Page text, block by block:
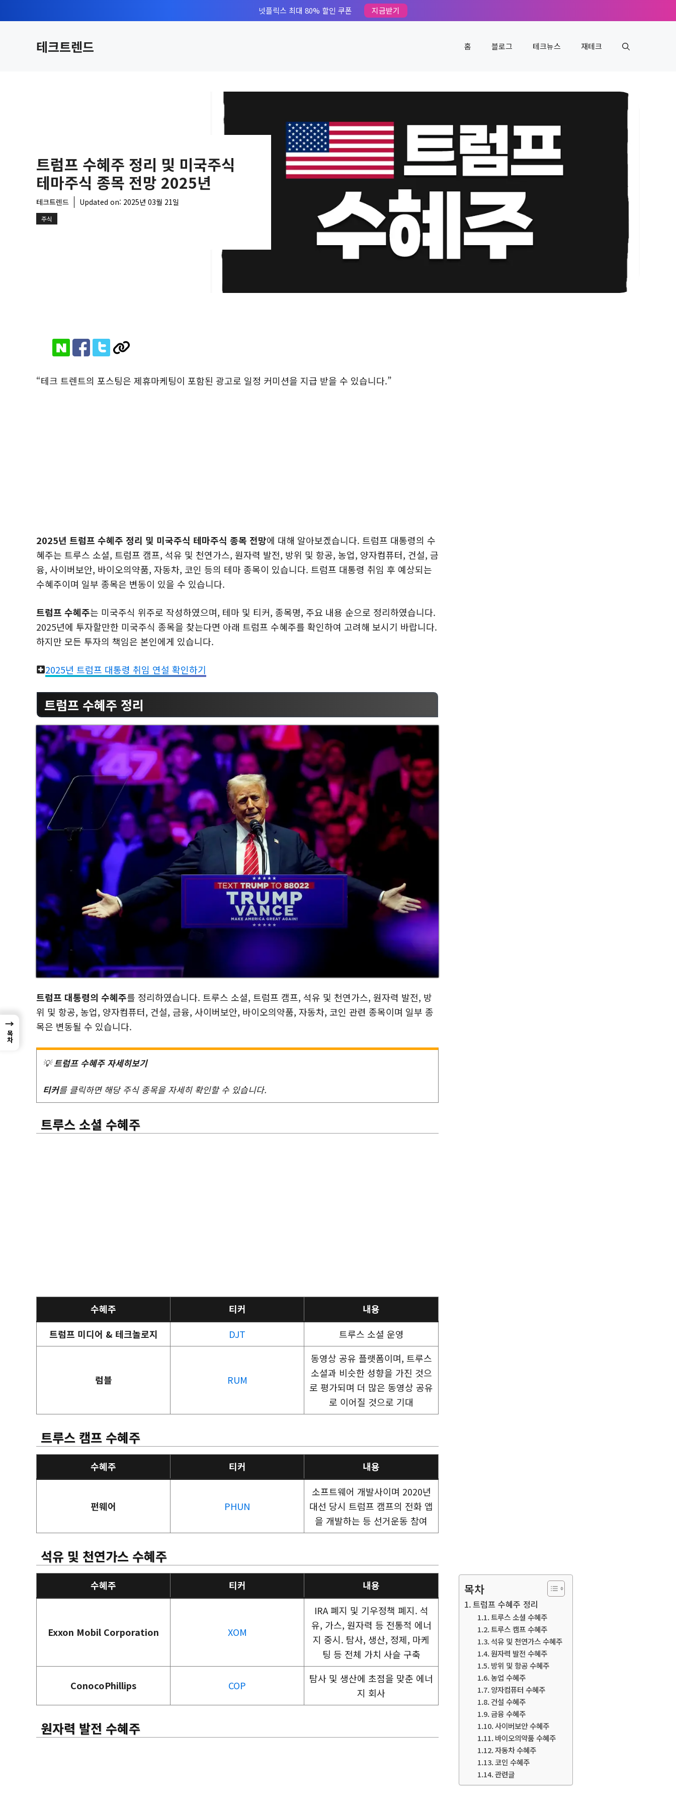
텐
넷플릭스 최대 80% 할인 쿠폰 지금받기
테크트렌드 홈 블로그 테크뉴스 재테크
트럼프 수혜주 정리 및 미국주식
테마주식 종목 전망 2025년
테크트렌드 Updated on: 2025년 03월 21일
주식
“테크 트렌트의 포스팅은 제휴마케팅이 포함된 광고로 일정 커미션을 지급 받을 수 있습니다.”
2025년 트럼프 수혜주 정리 및 미국주식 테마주식 종목 전망에 대해 알아보겠습니다. 트럼프 대통령의 수
혜주는 트루스 소셜, 트럼프 캠프, 석유 및 천연가스, 원자력 발전, 방위 및 항공, 농업, 양자컴퓨터, 건설, 금
융, 사이버보안, 바이오의약품, 자동차, 코인 등의 테마 종목이 있습니다. 트럼프 대통령 취임 후 예상되는
수혜주이며 일부 종목은 변동이 있을 수 있습니다.
트럼프 수혜주는 미국주식 위주로 작성하였으며, 테마 및 티커, 종목명, 주요 내용 순으로 정리하였습니다.
2025년에 투자할만한 미국주식 종목을 찾는다면 아래 트럼프 수혜주를 확인하여 고려해 보시기 바랍니다.
하지만 모든 투자의 책임은 본인에게 있습니다.
2025년 트럼프 대통령 취임 연설 확인하기
트럼프 수혜주 정리
트럼프 대통령의 수혜주를 정리하였습니다. 트루스 소셜, 트럼프 캠프, 석유 및 천연가스, 원자력 발전, 방
위 및 항공, 농업, 양자컴퓨터, 건설, 금융, 사이버보안, 바이오의약품, 자동차, 코인 관련 종목이며 일부 종
목은 변동될 수 있습니다.
💡트럼프 수혜주 자세히보기
티커를 클릭하면 해당 주식 종목을 자세히 확인할 수 있습니다.
트루스 소셜 수혜주
수혜주 티커
내용
트럼프 미디어 & 테크놀로지
DJT 트루스 소셜 운영
럼블 RUM
동영상 공유 플랫폼이며, 트루스
소셜과 비슷한 성향을 가진 것으
로 평가되며 더 많은 동영상 공유
로 이어질 것으로 기대
트루스 캠프 수혜주
수혜주 티커 내용
펀웨어 PHUN
소프트웨어 개발사이며 2020년
대선 당시 트럼프 캠프의 전화 앱
을 개발하는 등 선거운동 참여
석유 및 천연가스 수혜주
수혜주 티커 내용
Exxon Mobil Corporation XOM
IRA 폐지 및 기우정책 폐지. 석
유, 가스, 원자력 등 전통적 에너
지 중시. 탐사, 생산, 정제, 마케
팅 등 전체 가치 사슬 구축
ConocoPhillips COP
탐사 및 생산에 초점을 맞춘 에너
지 회사
원자력 발전 수혜주
목차
트럼프 수혜주 정리
트루스 소셜 수혜주
트루스 캠프 수혜주
석유 및 천연가스 수혜주
원자력 발전 수혜주
방위 및 항공 수혜주
농업 수혜주
양자컴퓨터 수혜주
건설 수혜주
금융 수혜주
사이버보안 수혜주
바이오의약품 수혜주
자동차 수혜주
코인 수혜주
관련글
→
목차